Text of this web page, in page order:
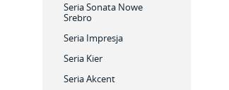
Seria Sonata Nowe
Srebro
Seria Impresja
Seria Kier
Seria Akcent